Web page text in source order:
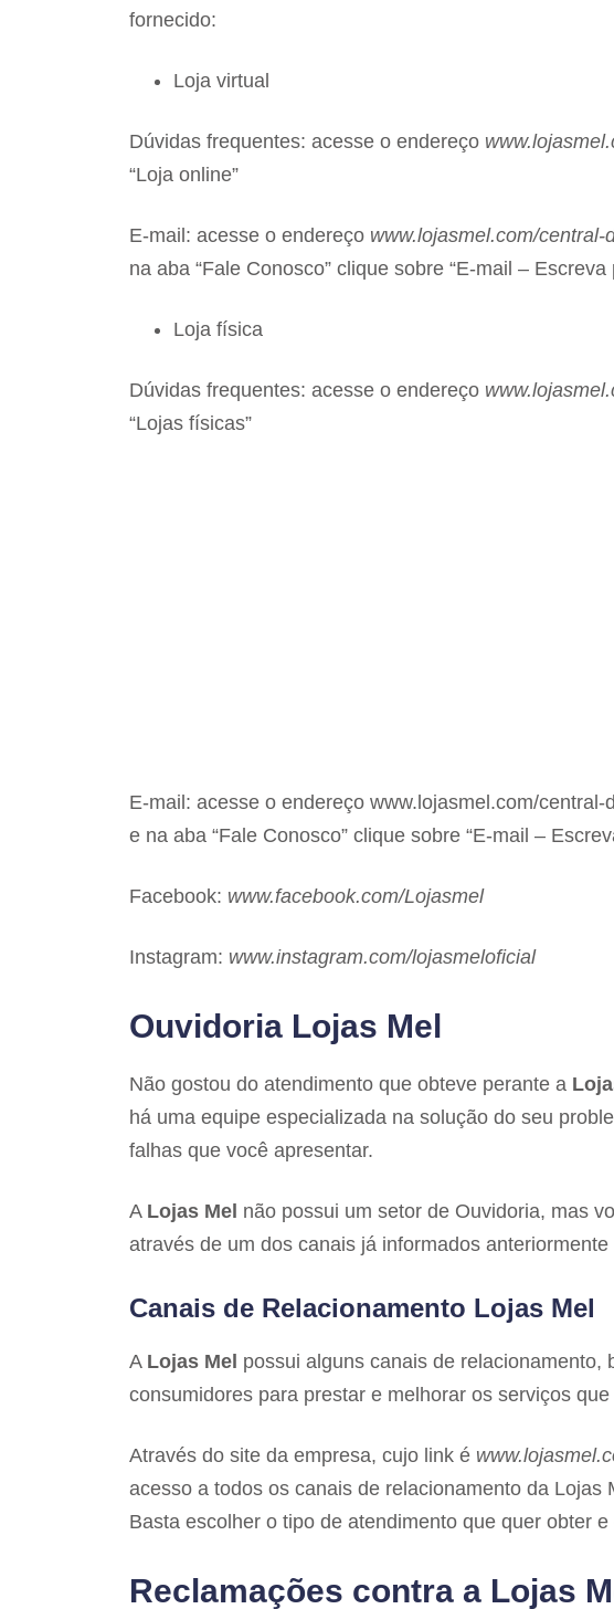
fornecido:
Loja virtual
Dúvidas frequentes: acesse o endereço
“Loja online”
E-mail: acesse o endereço www.lojasmel.com/central-
na aba “Fale Conosco” clique sobre “E-mail – Escreva
Loja física
Dúvidas frequentes: acesse o endereço
“Lojas físicas”
E-mail: acesse o endereço www.lojasmel.com/
e na aba “Fale Conosco” clique sobre “E-mail –
Facebook: www.facebook.com/Lojasmel
Instagram: www.instagram.com/lojasmeloficial
Ouvidoria Lojas Mel
Não gostou do atendimento que obteve perante a
há uma equipe especializada na solução do seu
falhas que você apresentar.
A Lojas Mel não possui um setor de Ouvidoria, mas
através de um dos canais já informados
Canais de Relacionamento Lojas Mel
A Lojas Mel possui alguns canais de
consumidores para prestar e melhorar os serviços
Através do site da empresa, cujo link é
acesso a todos os canais de relacionamento da
Basta escolher o tipo de atendimento que quer obter
Reclamações contra a Lojas